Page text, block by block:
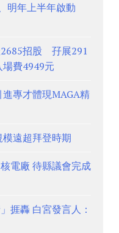
明年上半年啟動
2685招股 孖展291
費4949元
專才體現MAGA精
遠超拜登時期
電廠 待縣議會完成
捱轟 白宮發言人：